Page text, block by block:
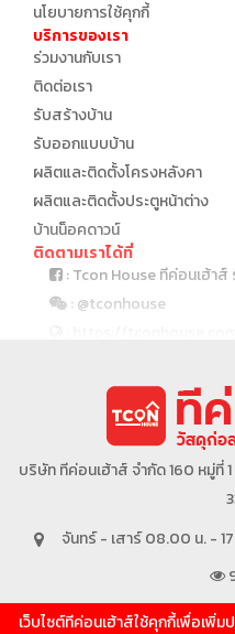
นโยบายการใช้คุกกี้
บริการของเรา
ร่วมงานกับเรา
ติดต่อเรา
รับสร้างบ้าน
รับออกแบบบ้าน
ผลิตและติดตั้งโครงหลังคา
ผลิตและติดตั้งประตูหน้าต่าง
บ้านน็อคดาวน์
ติดตามเราได้ที่
: Tcon House ทีค่อนเฮ้าส์
: @tconhouse
บริษัทในเครือ
บริษัท ทีค่อนเฮ้าส์ จำกัด 160 หมู่ที่
จันทร์ - เสาร์ 08.00 น. -
เว็บไซต์ทีค่อนเฮ้าส์ใช้คุกกี้เพื่อเพิ่